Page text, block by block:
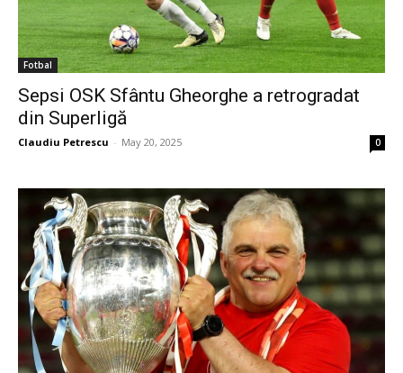
Fotbal
Sepsi OSK Sfântu Gheorghe a retrogradat
din Superligă
Claudiu Petrescu - May 20, 2025 0